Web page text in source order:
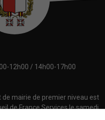
12h00 / 14h00-17h00
de mairie de premier niveau est
de France Services le samedi
Nécessaires
fonctionnement